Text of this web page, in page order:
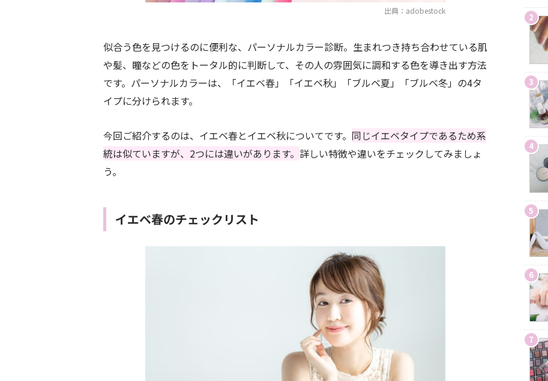
出典：adobestock
似合う色を見つけるのに便利な、パーソナルカラー診断。生まれつき持ち合わせている肌
や髪、瞳などの色をトータル的に判断して、その人の雰囲気に調和する色を導き出す方法
です。パーソナルカラーは、「イエベ春」「イエベ秋」「ブルベ夏」「ブルベ冬」の4タ
イプに分けられます。
今回ご紹介するのは、イエベ春とイエベ秋についてです。 同じイエベタイプであるため系
統は似ていますが、2つには違いがあります。 詳しい特徴や違いをチェックしてみましょ
う。
イエベ春のチェックリスト
2
3
4
5
6
7